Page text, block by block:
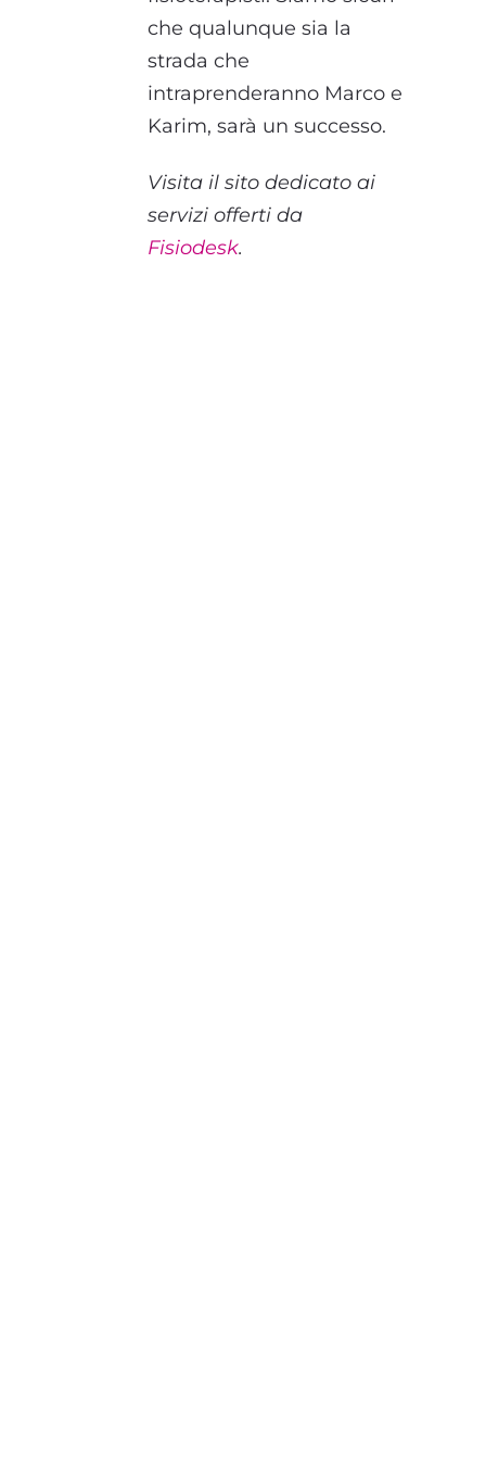
che qualunque sia la
strada che
intraprenderanno Marco e
Karim, sarà un successo.
Visita il sito dedicato ai
servizi offerti da
Fisiodesk.